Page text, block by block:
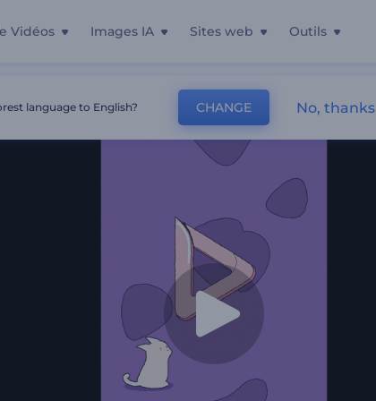
Vidéos Images IA Sites web Outils
language to English? CHANGE No, thanks